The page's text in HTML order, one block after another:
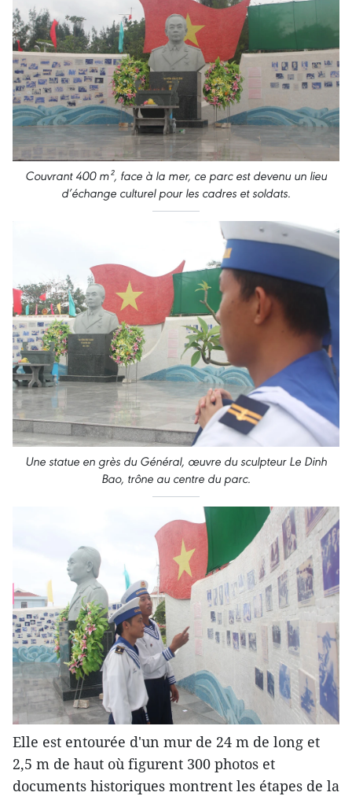
Couvrant 400 m², face à la mer, ce parc est devenu un lieu
d’échange culturel pour les cadres et soldats.
Une statue en grès du Général, œuvre du sculpteur Le Dinh
Bao, trône au centre du parc.
Elle est entourée d'un mur de 24 m de long et
2,5 m de haut où figurent 300 photos et
documents historiques montrent les étapes de la